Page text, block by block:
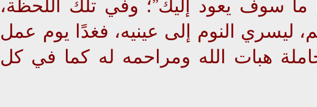
ليسري النوم إلى عينيه، فغدًا يوم عمل
هبات الله ومراحمه له كما في كل